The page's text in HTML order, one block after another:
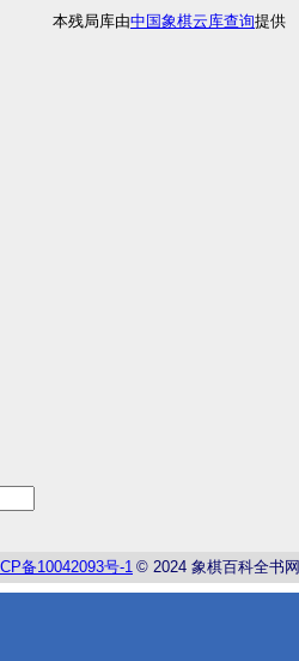
本残局库由中国象棋云库查询提供
ICP备10042093号-1 © 2024 象棋百科全书网